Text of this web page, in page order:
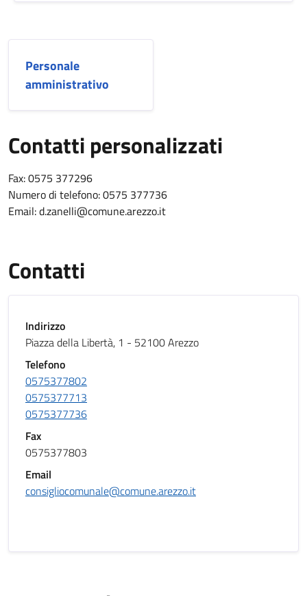
Personale
amministrativo
Contatti personalizzati
Contatti personalizzati
Fax: 0575 377296
Numero di telefono: 0575 377736
Email: d.zanelli@comune.arezzo.it
Contatti
Indirizzo
Piazza della Libertà, 1 - 52100 Arezzo
Telefono
0575377802
0575377713
0575377736
Fax
0575377803
Email
consigliocomunale@comune.arezzo.it